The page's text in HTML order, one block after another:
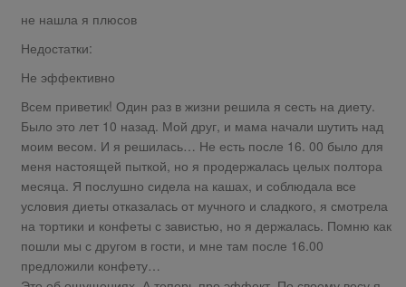
не нашла я плюсов
Недостатки:
Не эффективно
Всем приветик! Один раз в жизни решила я сесть на диету.
Было это лет 10 назад. Мой друг, и мама начали шутить над
моим весом. И я решилась… Не есть после 16. 00 было для
меня настоящей пыткой, но я продержалась целых полтора
месяца. Я послушно сидела на кашах, и соблюдала все
условия диеты отказалась от мучного и сладкого, я смотрела
на тортики и конфеты с завистью, но я держалась. Помню как
пошли мы с другом в гости, и мне там после 16.00
предложили конфету…